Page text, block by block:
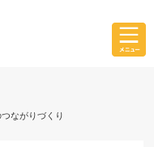
ながりづくり